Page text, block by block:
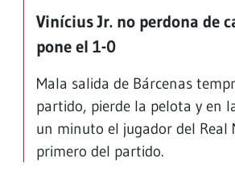
Vinícius Jr. no perdona de
pone el 1-0
Mala salida de Bárcenas
partido, pierde la pelota y en
un minuto el jugador del Real
primero del partido.